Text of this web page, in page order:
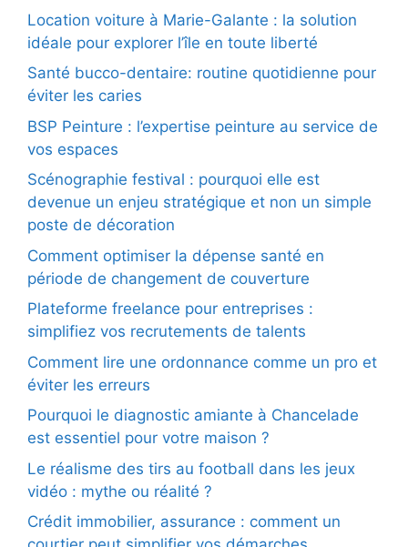
Location voiture à Marie-Galante : la solution
idéale pour explorer l’île en toute liberté
Santé bucco-dentaire: routine quotidienne pour
éviter les caries
BSP Peinture : l’expertise peinture au service de
vos espaces
Scénographie festival : pourquoi elle est
devenue un enjeu stratégique et non un simple
poste de décoration
Comment optimiser la dépense santé en
période de changement de couverture
Plateforme freelance pour entreprises :
simplifiez vos recrutements de talents
Comment lire une ordonnance comme un pro et
éviter les erreurs
Pourquoi le diagnostic amiante à Chancelade
est essentiel pour votre maison ?
Le réalisme des tirs au football dans les jeux
vidéo : mythe ou réalité ?
Crédit immobilier, assurance : comment un